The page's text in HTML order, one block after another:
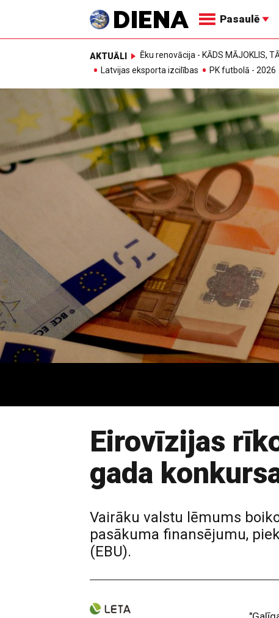
Pasaulē
AKTUĀLI Ēku renovācija - KĀDS MĀJOKLIS,
Latvijas eksporta izcilības
PK futbolā - 2026
Eirovīzijas
gada
Vairāku valstu lēmums
pasākuma finansējumu,
(EBU).